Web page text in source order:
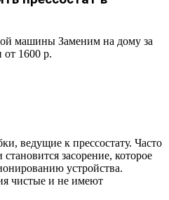
машины Заменим на дому за
от 1600 р.
ведущие к прессостату. Часто
засорение, которое
устройства.
чистые и не имеют